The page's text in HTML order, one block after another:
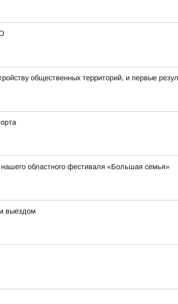
общественных территорий, и первые
областного фестиваля «Большая семья»
выездом